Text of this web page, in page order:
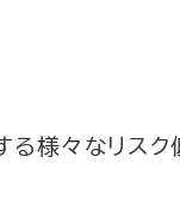
る様々なリス